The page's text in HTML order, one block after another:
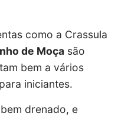
como a Crassula
de Moça são
bem a vários
iniciantes.
drenado, e